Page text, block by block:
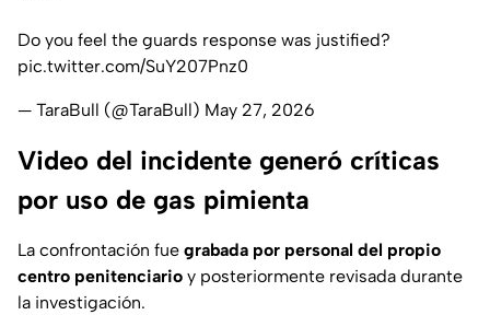
Do you feel the guards response was justified?
pic.twitter.com/SuY207Pnz0
— TaraBull (@TaraBull) May 27, 2026
Video del incidente generó críticas
por uso de gas pimienta
La confrontación fue grabada por personal del propio
centro penitenciario y posteriormente revisada durante
la investigación.